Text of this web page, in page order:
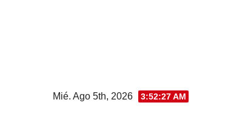
Mié. Ago 5th, 2026 3:52:29 AM